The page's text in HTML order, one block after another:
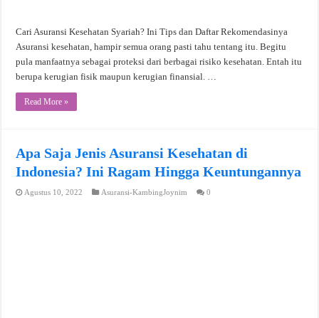
Cari Asuransi Kesehatan Syariah? Ini Tips dan Daftar Rekomendasinya
Asuransi kesehatan, hampir semua orang pasti tahu tentang itu. Begitu
pula manfaatnya sebagai proteksi dari berbagai risiko kesehatan. Entah itu
berupa kerugian fisik maupun kerugian finansial. …
Read More »
Apa Saja Jenis Asuransi Kesehatan di
Indonesia? Ini Ragam Hingga Keuntungannya
Agustus 10, 2022 Asuransi-KambingJoynim 0